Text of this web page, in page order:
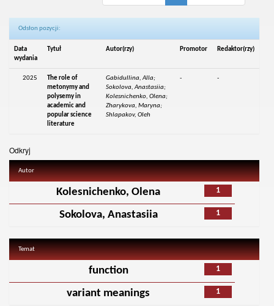
Odsłon pozycji:
Data
wydania
Tytuł Autor(rzy) Promotor Redaktor(rzy)
2025
The role of
metonymy and
polysemy in
academic and
popular science
literature
Gabidullina, Alla;
Sokolova, Anastasiia;
Kolesnichenko, Olena;
Zharykova, Maryna;
Shlapakov, Oleh
- -
Odkryj
Autor
1
Kolesnichenko, Olena
1
Sokolova, Anastasiia
Temat
1
function
1
variant meanings